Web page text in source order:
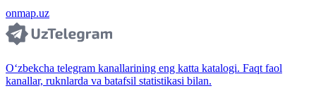
onmap.uz
O‘zbekcha telegram kanallarining eng katta katalogi. Faqt faol
kanallar, ruknlarda va batafsil statistikasi bilan.